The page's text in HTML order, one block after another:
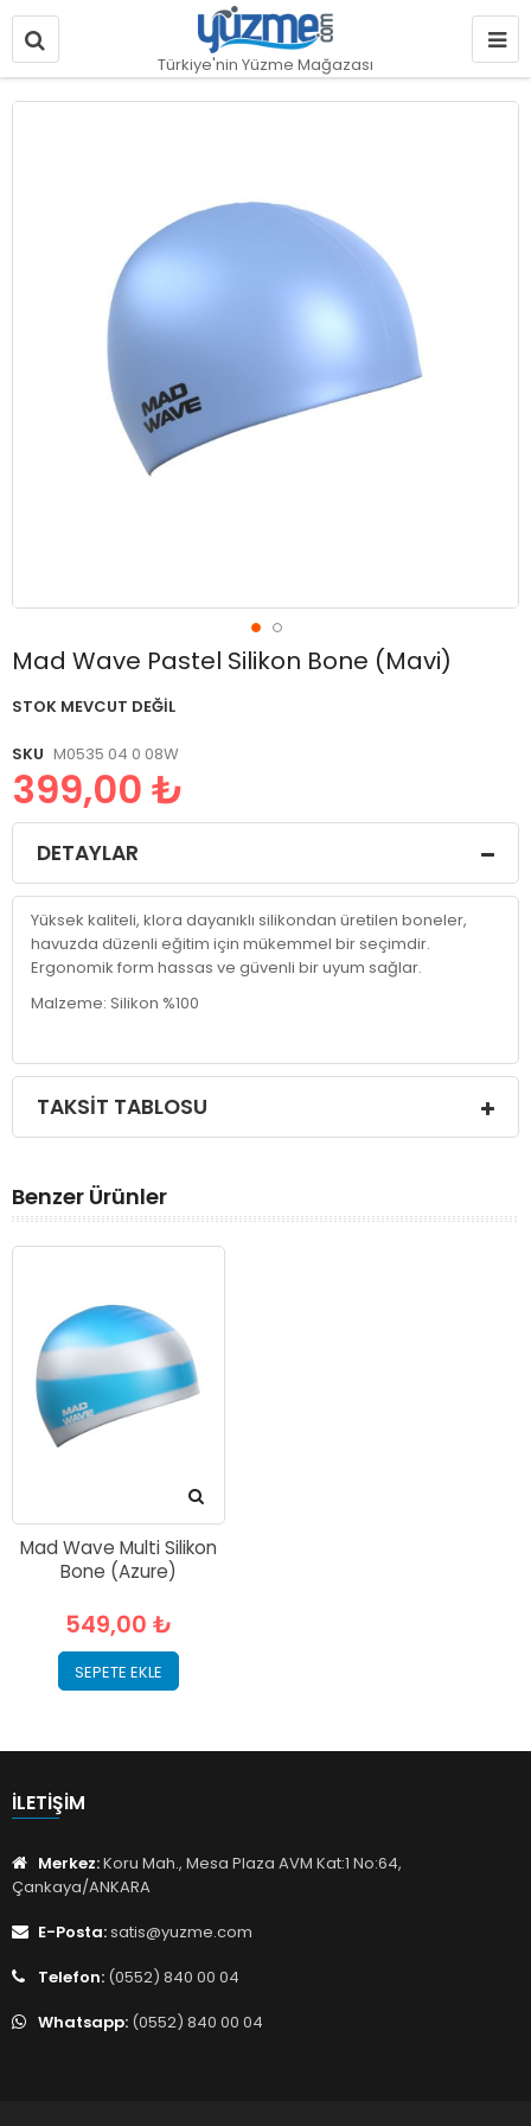
Türkiye'nin Yüzme Mağazası
Mad Wave Pastel Silikon Bone (Mavi)
STOK MEVCUT DEĞIL
SKU M0535 04 0 08W
399,00 ₺
Resim
Resim
başlangıcına
DETAYLAR
Yüksek kaliteli, klora dayanıklı silikondan üretilen boneler,
havuzda düzenli eğitim için mükemmel bir seçimdir.
Ergonomik form hassas ve güvenli bir uyum sağlar.
Malzeme: Silikon %100
TAKSIT TABLOSU
Benzer Ürünler
Mad Wave Multi Silikon
Bone (Azure)
549,00 ₺
SEPETE EKLE
İLETIŞIM
Merkez:Koru Mah., Mesa Plaza AVM Kat:1 No:64,
Çankaya/ANKARA
E-Posta:satis@yuzme.com
Telefon: (0552) 840 00 04
Whatsapp: (0552) 840 00 04